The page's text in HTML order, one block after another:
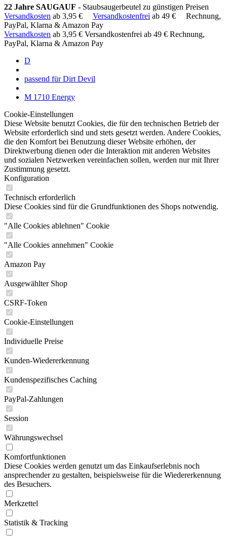
22 Jahre SAUGAUF - Staubsaugerbeutel zu günstigen Preisen
Versandkosten ab 3,95 € Versandkostenfrei ab 49 €
Rechnung,
PayPal, Klarna & Amazon Pay
Versandkosten ab 3,95 € Versandkostenfrei ab 49 € Rechnung,
PayPal, Klarna & Amazon Pay
D
passend für Dirt Devil
M 1710 Energy
Cookie-Einstellungen
Diese Website benutzt Cookies, die für den technischen Betrieb der
Website erforderlich sind und stets gesetzt werden. Andere Cookies,
die den Komfort bei Benutzung dieser Website erhöhen, der
Direktwerbung dienen oder die Interaktion mit anderen Websites
und sozialen Netzwerken vereinfachen sollen, werden nur mit Ihrer
Zustimmung gesetzt.
Konfiguration
Technisch erforderlich
Diese Cookies sind für die Grundfunktionen des Shops notwendig.
"Alle Cookies ablehnen" Cookie
"Alle Cookies annehmen" Cookie
Amazon Pay
Ausgewählter Shop
CSRF-Token
Cookie-Einstellungen
Individuelle Preise
Kunden-Wiedererkennung
Kundenspezifisches Caching
PayPal-Zahlungen
Session
Währungswechsel
Komfortfunktionen
Diese Cookies werden genutzt um das Einkaufserlebnis noch
ansprechender zu gestalten, beispielsweise für die Wiedererkennung
des Besuchers.
Merkzettel
Statistik & Tracking